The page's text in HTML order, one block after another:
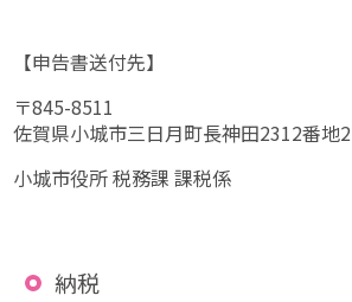
【申告書送付先】
〒845-8511
佐賀県小城市三日月町長神田2312番地2
小城市役所 税務課 課税係
納税